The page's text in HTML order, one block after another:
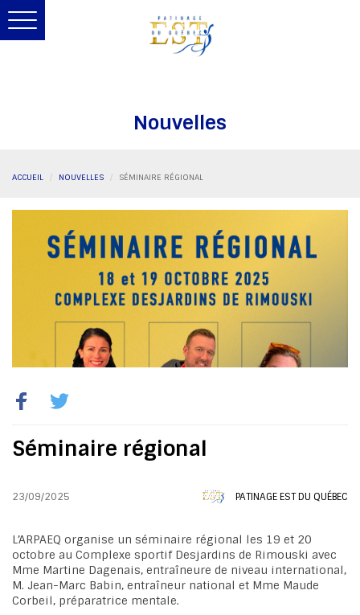
navigation
Nouvelles
ACCUEIL NOUVELLES SÉMINAIRE RÉGIONAL
Séminaire régional
23/09/2025 PATINAGE EST DU QUÉBEC
L’ARPAEQ organise un séminaire régional les 19 et 20
octobre au Complexe sportif Desjardins de Rimouski avec
Mme Martine Dagenais, entraîneure de niveau international,
M. Jean-Marc Babin, entraîneur national et Mme Maude
Corbeil, préparatrice mentale.